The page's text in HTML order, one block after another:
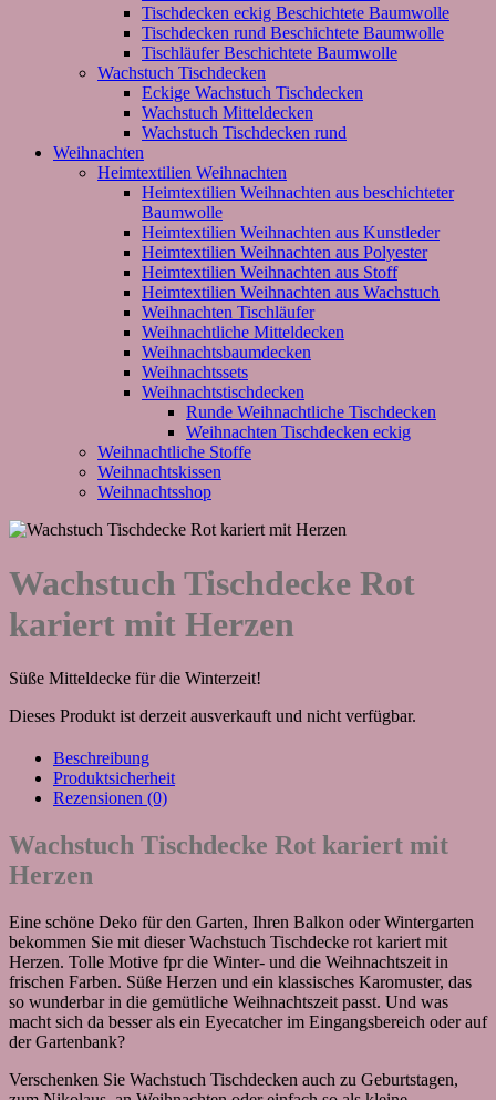
Tischdecken eckig Beschichtete Baumwolle
Tischdecken rund Beschichtete Baumwolle
Tischläufer Beschichtete Baumwolle
Wachstuch Tischdecken
Eckige Wachstuch Tischdecken
Wachstuch Mitteldecken
Wachstuch Tischdecken rund
Weihnachten
Heimtextilien Weihnachten
Heimtextilien Weihnachten aus beschichteter
Baumwolle
Heimtextilien Weihnachten aus Kunstleder
Heimtextilien Weihnachten aus Polyester
Heimtextilien Weihnachten aus Stoff
Heimtextilien Weihnachten aus Wachstuch
Weihnachten Tischläufer
Weihnachtliche Mitteldecken
Weihnachtsbaumdecken
Weihnachtssets
Weihnachtstischdecken
Runde Weihnachtliche Tischdecken
Weihnachten Tischdecken eckig
Weihnachtliche Stoffe
Weihnachtskissen
Weihnachtsshop
Wachstuch Tischdecke Rot
kariert mit Herzen
Süße Mitteldecke für die Winterzeit!
Dieses Produkt ist derzeit ausverkauft und nicht verfügbar.
Beschreibung
Produktsicherheit
Rezensionen (0)
Wachstuch Tischdecke Rot kariert mit
Herzen
Eine schöne Deko für den Garten, Ihren Balkon oder Wintergarten
bekommen Sie mit dieser Wachstuch Tischdecke rot kariert mit
Herzen. Tolle Motive fpr die Winter- und die Weihnachtszeit in
frischen Farben. Süße Herzen und ein klassisches Karomuster, das
so wunderbar in die gemütliche Weihnachtszeit passt. Und was
macht sich da besser als ein Eyecatcher im Eingangsbereich oder auf
der Gartenbank?
Verschenken Sie Wachstuch Tischdecken auch zu Geburtstagen,